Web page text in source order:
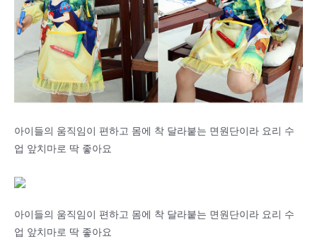
아이들의 움직임이 편하고 몸에 착 달라붙는 면원단이라 요리 수
업 앞치마로 딱 좋아요
아이들의 움직임이 편하고 몸에 착 달라붙는 면원단이라 요리 수
업 앞치마로 딱 좋아요